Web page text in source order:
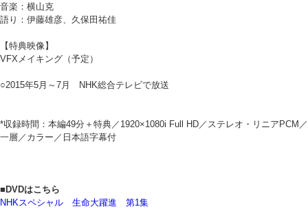
音楽：横山克
語り：伊藤雄彦、久保田祐佳
【特典映像】
VFXメイキング（予定）
○2015年5月～7月 NHK総合テレビで放送
*収録時間：本編49分＋特典／1920×1080i Full HD／ステレオ・リニアPCM／
一層／カラー／日本語字幕付
■DVDはこちら
NHKスペシャル 生命大躍進 第1集